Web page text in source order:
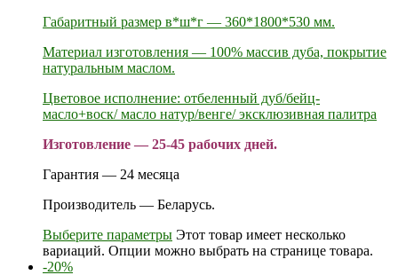
Габаритный размер в*ш*г — 360*1800*530 мм.
Материал изготовления — 100% массив дуба, покрытие
натуральным маслом.
Цветовое исполнение: отбеленный дуб/бейц-
масло+воск/ масло натур/венге/ эксклюзивная палитра
Изготовление — 25-45 рабочих дней.
Гарантия — 24 месяца
Производитель — Беларусь.
Выберите параметры Этот товар имеет несколько
вариаций. Опции можно выбрать на странице товара.
-20%